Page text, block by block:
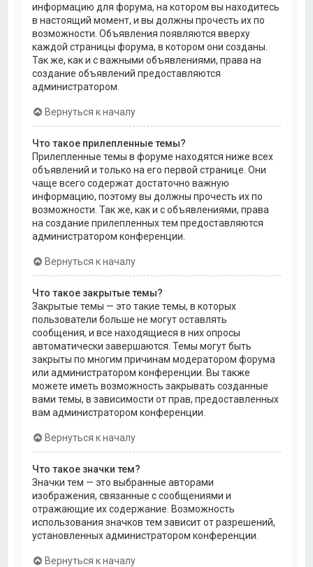
информацию для форума, на котором вы находитесь
в настоящий момент, и вы должны прочесть их по
возможности. Объявления появляются вверху
каждой страницы форума, в котором они созданы.
Так же, как и с важными объявлениями, права на
создание объявлений предоставляются
администратором.
Вернуться к началу
Что такое прилепленные темы?
Прилепленные темы в форуме находятся ниже всех
объявлений и только на его первой странице. Они
чаще всего содержат достаточно важную
информацию, поэтому вы должны прочесть их по
возможности. Так же, как и с объявлениями, права
на создание прилепленных тем предоставляются
администратором конференции.
Вернуться к началу
Что такое закрытые темы?
Закрытые темы — это такие темы, в которых
пользователи больше не могут оставлять
сообщения, и все находящиеся в них опросы
автоматически завершаются. Темы могут быть
закрыты по многим причинам модератором форума
или администратором конференции. Вы также
можете иметь возможность закрывать созданные
вами темы, в зависимости от прав, предоставленных
вам администратором конференции.
Вернуться к началу
Что такое значки тем?
Значки тем — это выбранные авторами
изображения, связанные с сообщениями и
отражающие их содержание. Возможность
использования значков тем зависит от разрешений,
установленных администратором конференции.
Вернуться к началу